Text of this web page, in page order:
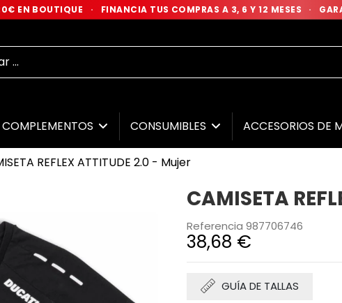
EN BOUTIQUE · FINANCIA TUS COMPRAS A 3, 6 Y 12 MESES ·
COMPLEMENTOS CONSUMIBLES ACCESORIOS DE
REFLEX ATTITUDE 2.0 - Mujer
CAMISETA
Referencia 987706746
38,68 €
GUÍA DE TALLAS